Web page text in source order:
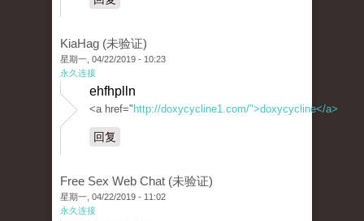
KiaHag (未验证)
星期一, 04/22/2019 - 10:23
永久连接
ehfhplln
<a href=" http://doxycycline1.com/">doxycycline</a>
回复
Free Sex Web Chat (未验证)
星期一, 04/22/2019 - 11:02
永久连接